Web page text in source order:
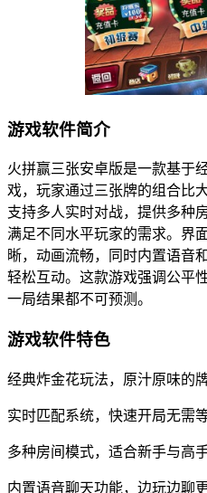
游戏软件简介
火拼赢三张安卓版是一款基于
戏，玩家通过三张牌的组合比
支持多人实时对战，提供多种
满足不同水平玩家的需求。界
晰，动画流畅，同时内置语音
轻松互动。这款游戏强调公平
一局结果都不可预测。
游戏软件特色
经典炸金花玩法，原汁原味的
实时匹配系统，快速开局无需
多种房间模式，适合新手与高
内置语音聊天功能，边玩边聊